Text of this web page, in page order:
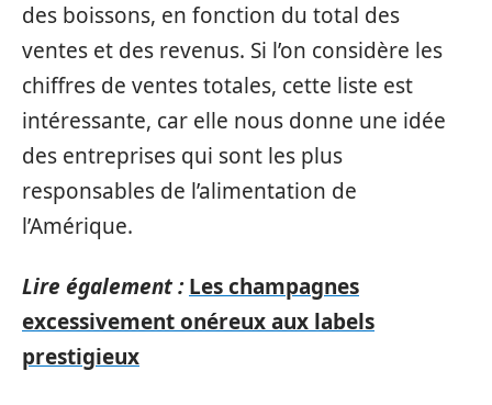
des boissons, en fonction du total des
ventes et des revenus. Si l’on considère les
chiffres de ventes totales, cette liste est
intéressante, car elle nous donne une idée
des entreprises qui sont les plus
responsables de l’alimentation de
l’Amérique.
Lire également : Les champagnes
excessivement onéreux aux labels
prestigieux